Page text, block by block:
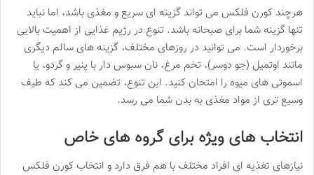
هرچند کورن فلکس می تواند گزینه ای سریع و مغذی باشد، اما نباید
تنها گزینه شما برای صبحانه باشد. تنوع در رژیم غذایی از اهمیت بالایی
برخوردار است. می توانید در روزهای مختلف، گزینه های سالم دیگری
مانند اوتمیل (جو دوسر)، تخم مرغ، نان سبوس دار با پنیر و گردو، یا
اسموتی های میوه را امتحان کنید. این تنوع، تضمین می کند که طیف
وسیع تری از مواد مغذی به بدن شما می رسد.
انتخاب های ویژه برای گروه های خاص
نیازهای تغذیه ای افراد مختلف با هم فرق دارد و انتخاب کورن فلکس